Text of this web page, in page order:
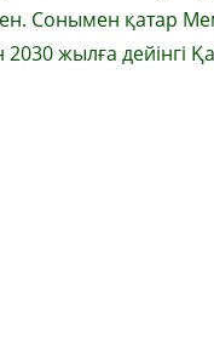
Сонымен қатар
жылға дейінгі